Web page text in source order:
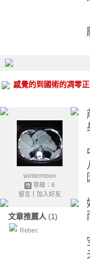
感覺的到國術的凋零
wintermoon
等級：8
留言｜ 加入好友
文章推薦人 (1)
Rebec